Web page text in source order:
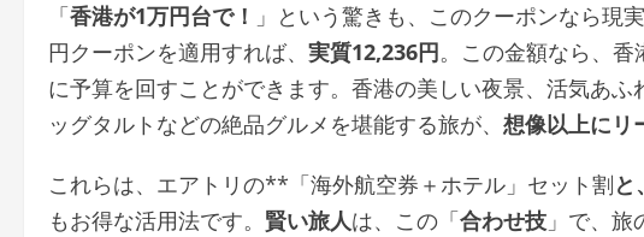
「香港が1万円台で！ 」という驚きも、このクーポンなら現
円クーポンを適用すれば、 実質12,236円。この金額なら、
に予算を回すことができます。香港の美しい夜景、活気あ
ッグタルトなどの絶品グルメを堪能する旅が、 想像以上にリ
これらは、エアトリの**「海外航空券＋ホテル」セット割と
もお得な活用法です。 賢い旅人は、この「合わせ技 」で、旅